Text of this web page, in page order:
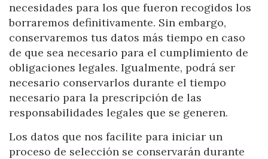
necesidades para los que fueron recogidos los
borraremos definitivamente. Sin embargo,
conservaremos tus datos más tiempo en caso
de que sea necesario para el cumplimiento de
obligaciones legales. Igualmente, podrá ser
necesario conservarlos durante el tiempo
necesario para la prescripción de las
responsabilidades legales que se generen.
Los datos que nos facilite para iniciar un
proceso de selección se conservarán durante